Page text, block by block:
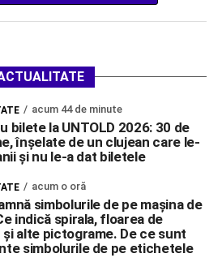
cercetare, dezvoltare […]
acum 44 de minute
bilete la UNTOLD 2026: 30 de
înșelate de un clujean care le-
și nu le-a dat biletele
acum o oră
simbolurile de pe mașina de
indică spirala, floarea de
și alte pictograme. De ce sunt
simbolurile de pe etichetele